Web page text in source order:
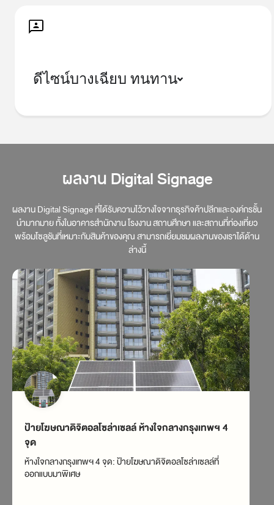
ดีไซน์บางเฉียบ ทนทาน
ผลงาน Digital Signage
ผลงาน Digital Signage ที่ได้รับความไว้วางใจจากธุรกิจค้าปลีกและองค์กรชั้น
นำมากมาย ทั้งในอาคารสำนักงาน โรงงาน สถานศึกษาและสถานที่ท่องเที่ยว
พร้อมโซลูชันที่เหมาะกับสินค้าของคุณ สามารถเยี่ยมชมผลงานของเราได้ด้าน
ล่างนี้
ป้ายโฆษณาดิจิตอลโซล่าเซลล์ ห้างใจกลางกรุงเทพฯ 4
จุด
ห้างใจกลางกรุงเทพฯ 4 จุด: ป้ายโฆษณาดิจิตอลโซล่าเซลล์ที่
ออกแบบมาพิเศษ